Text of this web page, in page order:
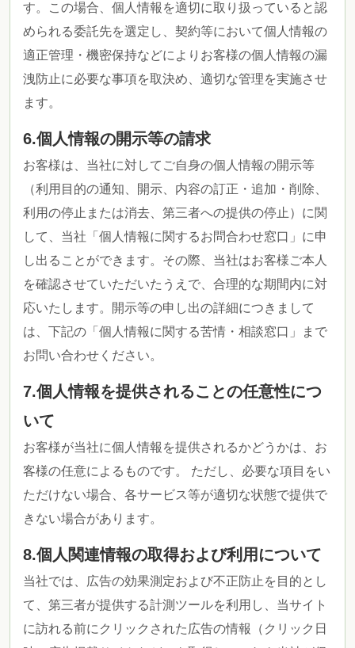
す。この場合、個人情報を適切に取り扱っていると認
められる委託先を選定し、契約等において個人情報の
適正管理・機密保持などによりお客様の個人情報の漏
洩防止に必要な事項を取決め、適切な管理を実施させ
ます。
6.個人情報の開示等の請求
お客様は、当社に対してご自身の個人情報の開示等
（利用目的の通知、開示、内容の訂正・追加・削除、
利用の停止または消去、第三者への提供の停止）に関
して、当社「個人情報に関するお問合わせ窓口」に申
し出ることができます。その際、当社はお客様ご本人
を確認させていただいたうえで、合理的な期間内に対
応いたします。開示等の申し出の詳細につきまして
は、下記の「個人情報に関する苦情・相談窓口」まで
お問い合わせください。
7.個人情報を提供されることの任意性につ
いて
お客様が当社に個人情報を提供されるかどうかは、お
客様の任意によるものです。 ただし、必要な項目をい
ただけない場合、各サービス等が適切な状態で提供で
きない場合があります。
8.個人関連情報の取得および利用について
当社では、広告の効果測定および不正防止を目的とし
て、第三者が提供する計測ツールを利用し、当サイト
に訪れる前にクリックされた広告の情報（クリック日